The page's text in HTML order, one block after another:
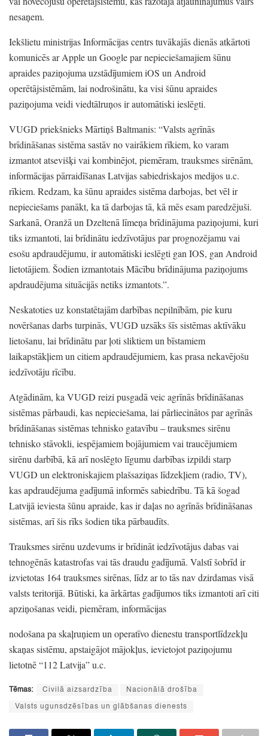
nesaņem.
Iekšlietu ministrijas Informācijas centrs tuvākajās dienās atkārtoti
komunicēs ar Apple un Google par nepieciešamajiem šūnu
apraides paziņojuma uzstādījumiem iOS un Android
operētājsistēmām, lai nodrošinātu, ka visi šūnu apraides
paziņojuma veidi viedtālruņos ir automātiski ieslēgti.
VUGD priekšnieks Mārtiņš Baltmanis: “Valsts agrīnās
brīdināšanas sistēma sastāv no vairākiem rīkiem, ko varam
izmantot atsevišķi vai kombinējot, piemēram, trauksmes sirēnām,
informācijas pārraidīšanas Latvijas sabiedriskajos medijos u.c.
rīkiem. Redzam, ka šūnu apraides sistēma darbojas, bet vēl ir
nepieciešams panākt, ka tā darbojas tā, kā mēs esam paredzējuši.
Sarkanā, Oranžā un Dzeltenā līmeņa brīdinājuma paziņojumi, kuri
tiks izmantoti, lai brīdinātu iedzīvotājus par prognozējamu vai
esošu apdraudējumu, ir automātiski ieslēgti gan IOS, gan Android
lietotājiem. Šodien izmantotais Mācību brīdinājuma paziņojums
apdraudējuma situācijās netiks izmantots.”.
Neskatoties uz konstatētajām darbības nepilnībām, pie kuru
novēršanas darbs turpinās, VUGD uzsāks šīs sistēmas aktīvāku
lietošanu, lai brīdinātu par ļoti sliktiem un bīstamiem
laikapstākļiem un citiem apdraudējumiem, kas prasa nekavējošu
iedzīvotāju rīcību.
Atgādinām, ka VUGD reizi pusgadā veic agrīnās brīdināšanas
sistēmas pārbaudi, kas nepieciešama, lai pārliecinātos par agrīnās
brīdināšanas sistēmas tehnisko gatavību – trauksmes sirēnu
tehnisko stāvokli, iespējamiem bojājumiem vai traucējumiem
sirēnu darbībā, kā arī noslēgto līgumu darbības izpildi starp
VUGD un elektroniskajiem plašsaziņas līdzekļiem(radio, TV),
kas apdraudējuma gadījumā informēs sabiedrību. Tā kā šogad
Latvijā ieviesta šūnu apraide, kas ir daļas no agrīnās brīdināšanas
sistēmas, arī šis rīks šodien tika pārbaudīts.
Trauksmes sirēnu uzdevums ir brīdināt iedzīvotājus dabas vai
tehnogēnās katastrofas vai tās draudu gadījumā. Valstī šobrīd ir
izvietotas 164 trauksmes sirēnas, līdz ar to tās nav dzirdamas visā
valsts teritorijā. Būtiski, ka ārkārtas gadījumos tiks izmantoti arī citi
apziņošanas veidi, piemēram, informācijas
nodošana pa skaļruņiem un operatīvo dienestu transportlīdzekļu
skaņas sistēmu, apstaigājot mājokļus, ievietojot paziņojumu
lietotnē“112 Latvija”u.c.
Tēmas: Civilā aizsardzība Nacionālā drošība
Valsts ugunsdzēsības un glābšanas dienests